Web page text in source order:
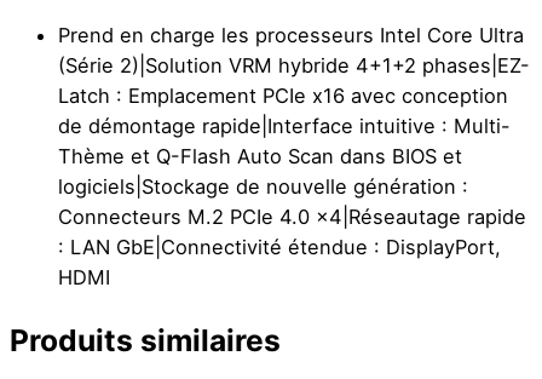
Prend en charge les processeurs Intel Core Ultra
(Série 2)|Solution VRM hybride 4+1+2 phases|EZ-
Latch : Emplacement PCIe x16 avec conception
de démontage rapide|Interface intuitive : Multi-
Thème et Q-Flash Auto Scan dans BIOS et
logiciels|Stockage de nouvelle génération :
Connecteurs M.2 PCIe 4.0 x4|Réseautage rapide
: LAN GbE|Connectivité étendue : DisplayPort,
HDMI
Produits similaires